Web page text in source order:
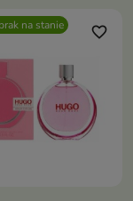
na stanie favorite_border